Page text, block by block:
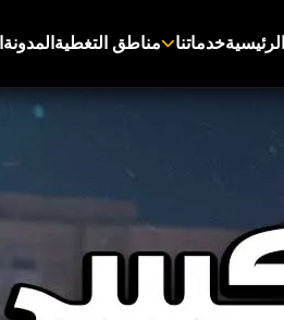
الرئيسيةخدماتنا مناطق التغطية المدونة